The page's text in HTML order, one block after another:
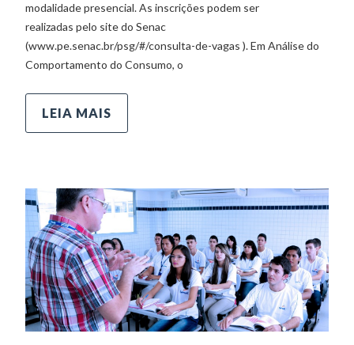
modalidade presencial. As inscrições podem ser
realizadas pelo site do Senac
(www.pe.senac.br/psg/#/consulta-de-vagas ). Em Análise do
Comportamento do Consumo, o
LEIA MAIS